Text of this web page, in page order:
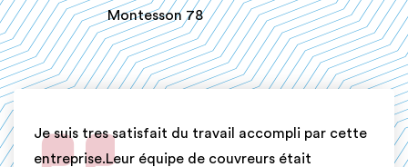
Montesson 78
Je suis tres satisfait du travail accompli par cette
entreprise.Leur équipe de couvreurs était